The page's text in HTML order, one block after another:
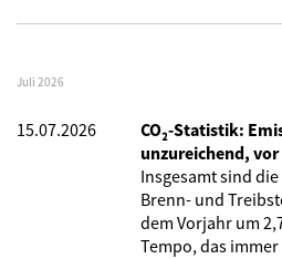
Juli 2026
15.07.2026
CO₂-Statistik:
unzureichend,
Insgesamt sind
Brenn- und
dem Vorjahr um
Tempo, das